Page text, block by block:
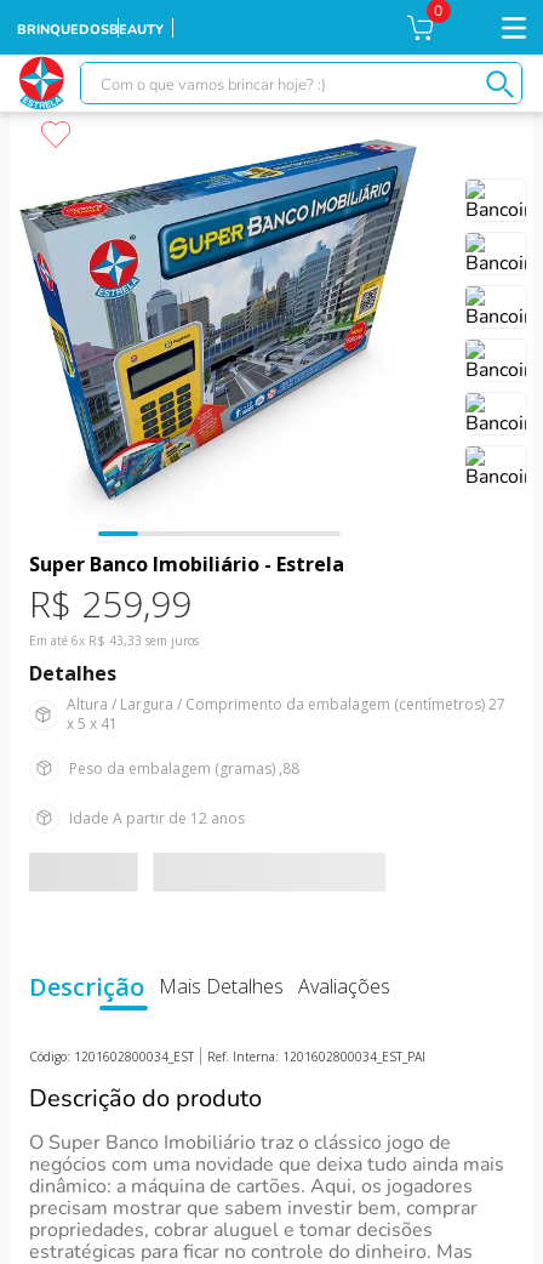
BRINQUEDOSBEAUTY
0
Com o que vamos brincar hoje? :)
Super Banco Imobiliário - Estrela
R$ 259,99
Em até 6x R$ 43,33 sem juros
Detalhes
Altura / Largura / Comprimento da embalagem (centímetros)27
x 5 x 41
Peso da embalagem (gramas) ,88
Idade A partir de 12 anos
Descrição Mais Detalhes Avaliações
Código: 1201602800034_EST Ref. Interna: 1201602800034_EST_PAI
Descrição do produto
O Super Banco Imobiliário traz o clássico jogo de
negócios com uma novidade que deixa tudo ainda mais
dinâmico: a máquina de cartões. Aqui, os jogadores
precisam mostrar que sabem investir bem, comprar
propriedades, cobrar aluguel e tomar decisões
estratégicas para ficar no controle do dinheiro. Mas
1º
falcon
2º
ursinhos
3º
moranguinho
4º
xuxa
5º
banco imobiliário
6º
meu bebê